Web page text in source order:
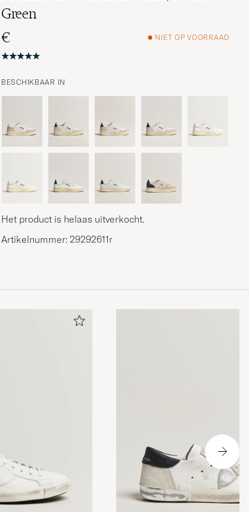
Green
€
NIET OP VOORRAAD
BESCHIKBAAR IN
Het product is helaas uitverkocht.
Artikelnummer: 29292611r